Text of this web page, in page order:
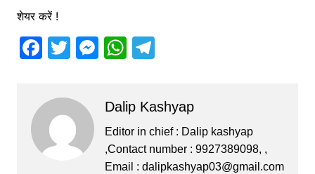
शेयर करें !
F
c
e
b
o
T
itt
er
M
s
e
n
W
s
A
p
T
gr
a
m
Dalip Kashyap
Editor in chief : Dalip kashyap
,Contact number : 9927389098, ,
Email : dalipkashyap03@gmail.com